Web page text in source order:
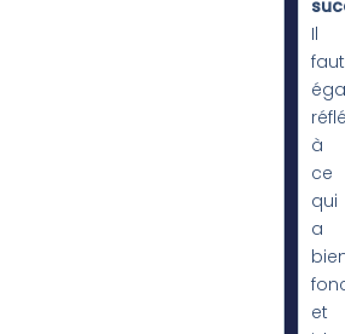
Il
faut
à
ce
qui
a
et